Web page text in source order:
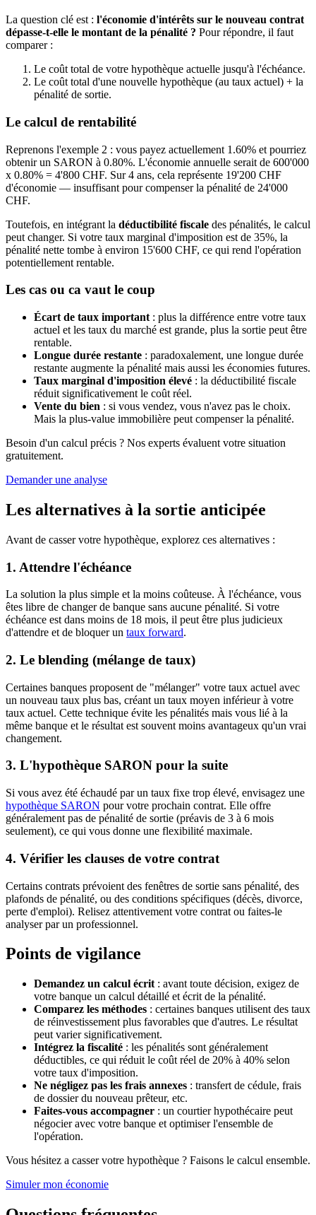
La question clé est : l'économie d'intérêts sur le nouveau contrat
dépasse-t-elle le montant de la pénalité ? Pour répondre, il faut
comparer :
Le coût total de votre hypothèque actuelle jusqu'à l'échéance.
Le coût total d'une nouvelle hypothèque (au taux actuel) + la
pénalité de sortie.
Le calcul de rentabilité
Reprenons l'exemple 2 : vous payez actuellement 1.60% et pourriez
obtenir un SARON à 0.80%. L'économie annuelle serait de 600'000
x 0.80% = 4'800 CHF. Sur 4 ans, cela représente 19'200 CHF
d'économie — insuffisant pour compenser la pénalité de 24'000
CHF.
Toutefois, en intégrant la déductibilité fiscale des pénalités, le calcul
peut changer. Si votre taux marginal d'imposition est de 35%, la
pénalité nette tombe à environ 15'600 CHF, ce qui rend l'opération
potentiellement rentable.
Les cas ou ca vaut le coup
Écart de taux important : plus la différence entre votre taux
actuel et les taux du marché est grande, plus la sortie peut être
rentable.
Longue durée restante : paradoxalement, une longue durée
restante augmente la pénalité mais aussi les économies futures.
Taux marginal d'imposition élevé : la déductibilité fiscale
réduit significativement le coût réel.
Vente du bien : si vous vendez, vous n'avez pas le choix.
Mais la plus-value immobilière peut compenser la pénalité.
Besoin d'un calcul précis ? Nos experts évaluent votre situation
gratuitement.
Demander une analyse
Les alternatives à la sortie anticipée
Avant de casser votre hypothèque, explorez ces alternatives :
1. Attendre l'échéance
La solution la plus simple et la moins coûteuse. À l'échéance, vous
êtes libre de changer de banque sans aucune pénalité. Si votre
échéance est dans moins de 18 mois, il peut être plus judicieux
d'attendre et de bloquer un taux forward.
2. Le blending (mélange de taux)
Certaines banques proposent de "mélanger" votre taux actuel avec
un nouveau taux plus bas, créant un taux moyen inférieur à votre
taux actuel. Cette technique évite les pénalités mais vous lié à la
même banque et le résultat est souvent moins avantageux qu'un vrai
changement.
3. L'hypothèque SARON pour la suite
Si vous avez été échaudé par un taux fixe trop élevé, envisagez une
hypothèque SARON pour votre prochain contrat. Elle offre
généralement pas de pénalité de sortie (préavis de 3 à 6 mois
seulement), ce qui vous donne une flexibilité maximale.
4. Vérifier les clauses de votre contrat
Certains contrats prévoient des fenêtres de sortie sans pénalité, des
plafonds de pénalité, ou des conditions spécifiques (décès, divorce,
perte d'emploi). Relisez attentivement votre contrat ou faites-le
analyser par un professionnel.
Points de vigilance
Demandez un calcul écrit : avant toute décision, exigez de
votre banque un calcul détaillé et écrit de la pénalité.
Comparez les méthodes : certaines banques utilisent des taux
de réinvestissement plus favorables que d'autres. Le résultat
peut varier significativement.
Intégrez la fiscalité : les pénalités sont généralement
déductibles, ce qui réduit le coût réel de 20% à 40% selon
votre taux d'imposition.
Ne négligez pas les frais annexes : transfert de cédule, frais
de dossier du nouveau prêteur, etc.
Faites-vous accompagner : un courtier hypothécaire peut
négocier avec votre banque et optimiser l'ensemble de
l'opération.
Vous hésitez a casser votre hypothèque ? Faisons le calcul ensemble.
Simuler mon économie